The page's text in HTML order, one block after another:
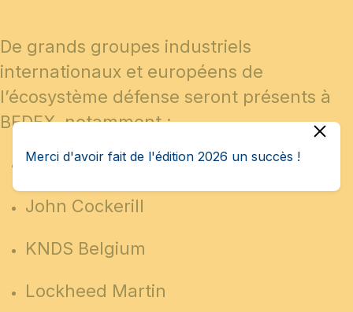
De grands groupes industriels
internationaux et européens de
l’écosystème défense seront présents à
BEDEX, notamment :
FN Herstal
John Cockerill
KNDS Belgium
Lockheed Martin
Merci d'avoir fait de l'édition 2026 un succès !